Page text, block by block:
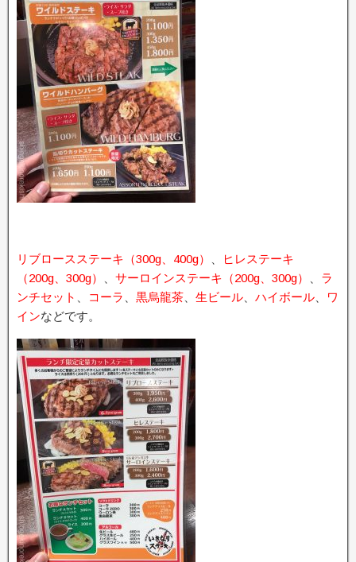
リブロースステーキ（300g、400g）
ヒレステーキ
（200g、300g）
サーロインステーキ（200g、300g）
ラ
ンチセット
コーラ 黒烏龍茶 生ビール ハイボール
ワ
インなどです。